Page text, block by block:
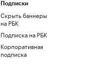
Подписки
Скрыть баннеры
на РБК
Подписка на РБК
Корпоративная
подписка